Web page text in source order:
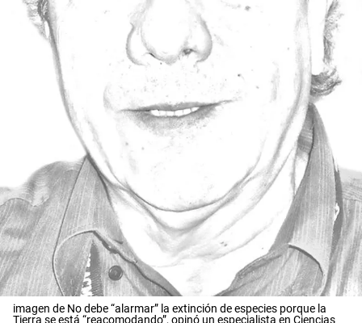
imagen de No debe “alarmar” la extinción de especies porque la
Tierra se está “reacomodando”, opinó un especialista en Ciencias